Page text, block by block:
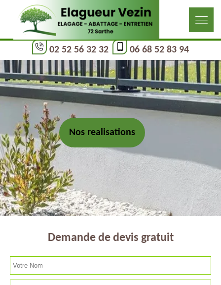
02 52 56 32 32 06 68 52 83 94
Nos realisations
Demande de devis gratuit